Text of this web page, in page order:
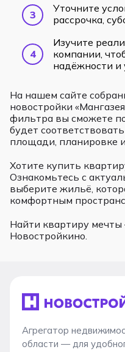
Уточните
рассрочка,
Изучите
компании,
надёжности и
На нашем сайте
новостройки
фильтра вы сможете
будет
площади, планировке
Хотите купить
Ознакомьтесь с
выберите жильё,
комфортным
Найти квартиру
Новостройкино.
Агрегатор
области — для